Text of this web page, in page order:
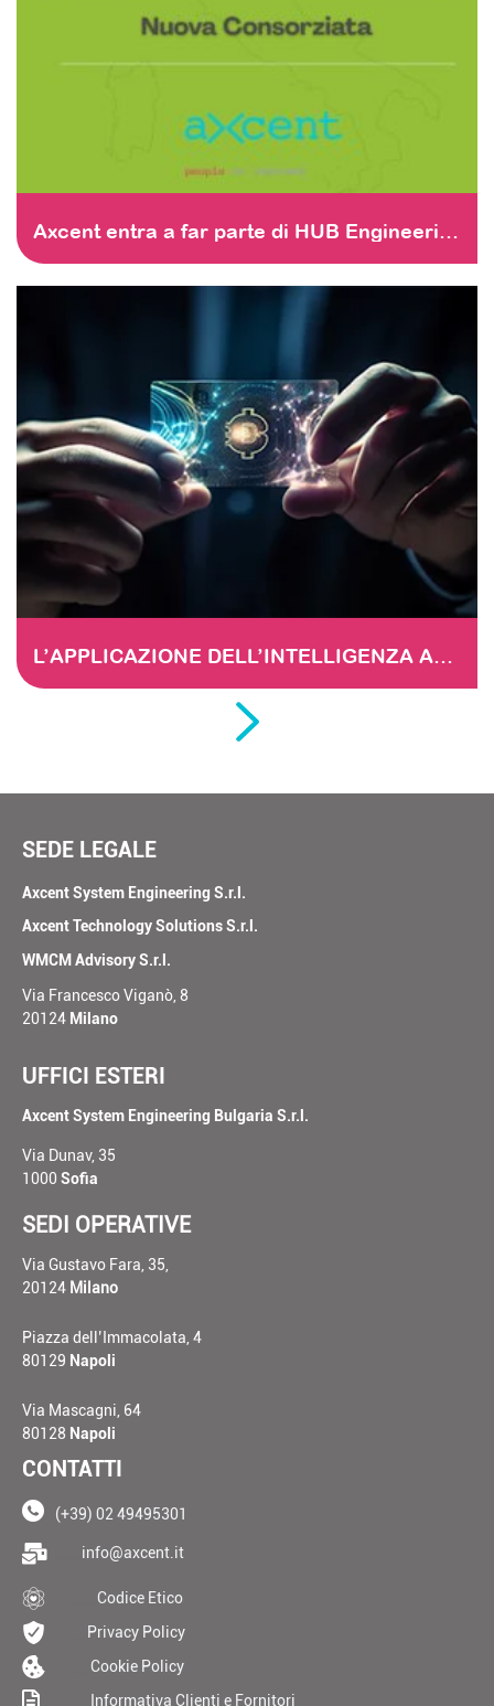
Axcent entra a far parte di HUB Engineering
L’APPLICAZIONE DELL’INTELLIGENZA ARTIFICIALE NEI SERVIZI FINANZIARI – Duplicate – [#4178]
SEDE LEGALE
Axcent System Engineering S.r.l.
Axcent Technology Solutions S.r.l.
WMCM Advisory S.r.l.
Via Francesco Viganò, 8
20124 Milano
UFFICI ESTERI
Axcent System Engineering Bulgaria S.r.l.
Via Dunav, 35
1000 Sofia
SEDI OPERATIVE
Via Gustavo Fara, 35,
20124 Milano
Piazza dell’Immacolata, 4
80129 Napoli
Via Mascagni, 64
80128 Napoli
CONTATTI
(+39) 02 49495301
info@axcent.it
___Codice Etico
Privacy Policy
__Cookie Policy
Informativa Clienti e Fornitori